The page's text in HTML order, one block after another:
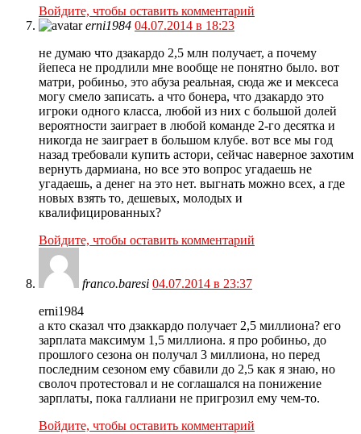
Войдите, чтобы оставить комментарий
erni1984 04.07.2014 в 18:23
не думаю что дзакардо 2,5 млн получает, а почему
йепеса не продлили мне вообще не понятно было. вот
матри, робиньо, это абуза реальная, сюда же и мексеса
могу смело записать. а что бонера, что дзакардо это
игроки одного класса, любой из них с большой долей
вероятности заиграет в любой команде 2-го десятка и
никогда не заиграет в большом клубе. вот все мы год
назад требовали купить астори, сейчас наверное захотим
вернуть дармиана, но все это вопрос угадаешь не
угадаешь, а денег на это нет. выгнать можно всех, а где
новых взять то, дешевых, молодых и
квалифицированных?
Войдите, чтобы оставить комментарий
franco.baresi 04.07.2014 в 23:37
erni1984
а кто сказал что дзаккардо получает 2,5 миллиона? его
зарплата максимум 1,5 миллиона. я про робиньо, до
прошлого сезона он получал 3 миллиона, но перед
последним сезоном ему сбавили до 2,5 как я знаю, но
сволоч протестовал и не соглашался на понижение
зарплаты, пока галлиани не пригрозил ему чем-то.
Войдите, чтобы оставить комментарий